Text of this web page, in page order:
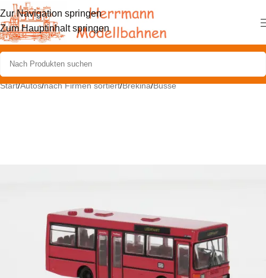
Zur Navigation springen
Zum Hauptinhalt springen
Start/Autos/nach Firmen sortiert/Brekina/Busse